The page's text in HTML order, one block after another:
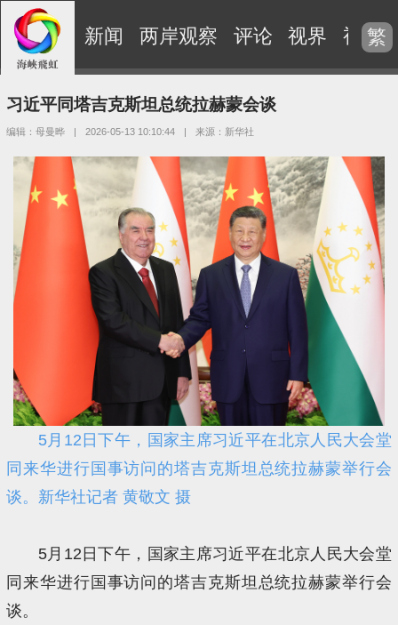
新闻 两岸观察 评论 视界 视频
繁
习近平同塔吉克斯坦总统拉赫蒙会谈
编辑：母曼晔 | 2026-05-13 10:10:44 | 来源：新华社
5月12日下午，国家主席习近平在北京人民大会堂
同来华进行国事访问的塔吉克斯坦总统拉赫蒙举行会
谈。新华社记者 黄敬文 摄
5月12日下午，国家主席习近平在北京人民大会堂
同来华进行国事访问的塔吉克斯坦总统拉赫蒙举行会
谈。